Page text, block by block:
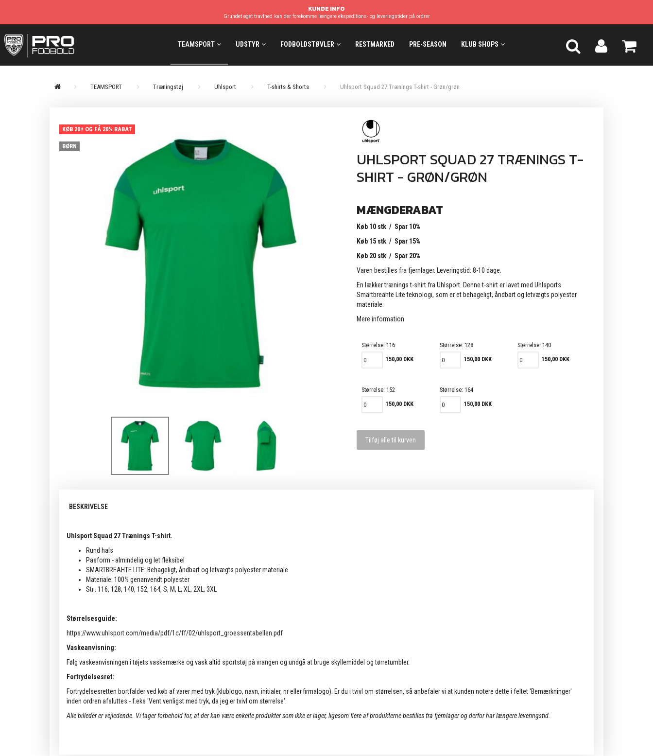
KUNDE INFO
Grundet øget travlhed kan der forekomme længere ekspeditions- og leveringstider på ordrer
TEAMSPORT UDSTYR FODBOLDSTØVLER RESTMARKED PRE-SEASON KLUB SHOPS
TEAMSPORT Træningstøj Uhlsport T-shirts & Shorts Uhlsport Squad 27 Trænings T-shirt - Grøn/grøn
KØB 20+ OG FÅ 20% RABAT
BØRN
UHLSPORT SQUAD 27 TRÆNINGS T-
SHIRT - GRØN/GRØN
MÆNGDERABAT
Køb 10 stk / Spar 10%
Køb 15 stk / Spar 15%
Køb 20 stk / Spar 20%
Varen bestilles fra fjernlager. Leveringstid: 8-10 dage.
En lækker trænings t-shirt fra Uhlsport. Denne t-shirt er lavet med Uhlsports
Smartbreahte Lite teknologi, som er et behageligt, åndbart og letvægts polyester
materiale.
Mere information
Størrelse:116
150,00 DKK
Størrelse: 128
150,00 DKK
Størrelse:140
150,00 DKK
Størrelse:152
150,00 DKK
Størrelse: 164
150,00 DKK
Tilføj alle til kurven
BESKRIVELSE
Uhlsport Squad 27 Trænings T-shirt.
Rund hals
Pasform - almindelig og let fleksibel
SMARTBREAHTE LITE: Behageligt, åndbart og letvægts polyester materiale
Materiale: 100% genanvendt polyester
Str.: 116, 128, 140, 152, 164, S, M, L, XL, 2XL, 3XL
Størrelsesguide:
https://www.uhlsport.com/media/pdf/1c/ff/02/uhlsport_groessentabellen.pdf
Vaskeanvisning:
Følg vaskeanvisningen i tøjets vaskemærke og vask altid sportstøj på vrangen og undgå at bruge skyllemiddel og tørretumbler.
Fortrydelsesret:
Fortrydelsesretten bortfalder ved køb af varer med tryk (klublogo, navn, initialer, nr eller firmalogo). Er du i tvivl om størrelsen, så anbefaler vi at kunden notere dette i feltet 'Bemærkninger'
inden ordren afsluttes - f.eks 'Vent venligst med tryk, da jeg er tvivl om størrelse'.
Alle billeder er vejledende. Vi tager forbehold for, at der kan være enkelte produkter som ikke er lager, ligesom flere af produkterne bestilles fra fjernlager og derfor har længere leveringstid.